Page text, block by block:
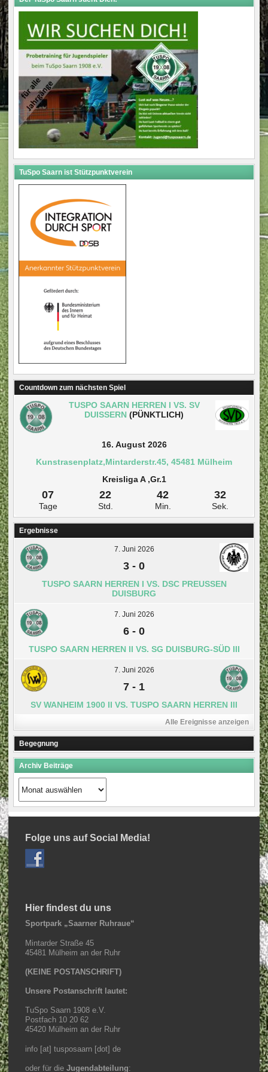
TuSpo Saarn ist Stützpunktverein
Countdown zum nächsten Spiel
TUSPO SAARN HERREN I VS. SV
DUISSERN (PÜNKTLICH)
16. August 2026
Kunstrasenplatz,Mintarderstr.45, 45481 Mülheim
Kreisliga A ,Gr.1
07
Tage
22
Std.
42
Min.
32
Sek.
Ergebnisse
7. Juni 2026
3 - 0
TUSPO SAARN HERREN I VS. DSC PREUSSEN D
UISBURG
7. Juni 2026
6 - 0
TUSPO SAARN HERREN II VS. SG DUISBURG-SÜD III
7. Juni 2026
7 - 1
SV WANHEIM 1900 II VS. TUSPO SAARN HERREN III
Alle Ereignisse anzeigen
Begegnung
Archiv Beiträge
Archiv
Beiträge
Folge uns auf Social Media!
Hier findest du uns
Sportpark „Saarner Ruhraue“
Mintarder Straße 45
45481 Mülheim an der Ruhr
(KEINE POSTANSCHRIFT)
Unsere Postanschrift lautet:
TuSpo Saarn 1908 e.V.
Postfach 10 20 62
45420 Mülheim an der Ruhr
info [at] tusposaarn [dot] de
oder für die Jugendabteilung: